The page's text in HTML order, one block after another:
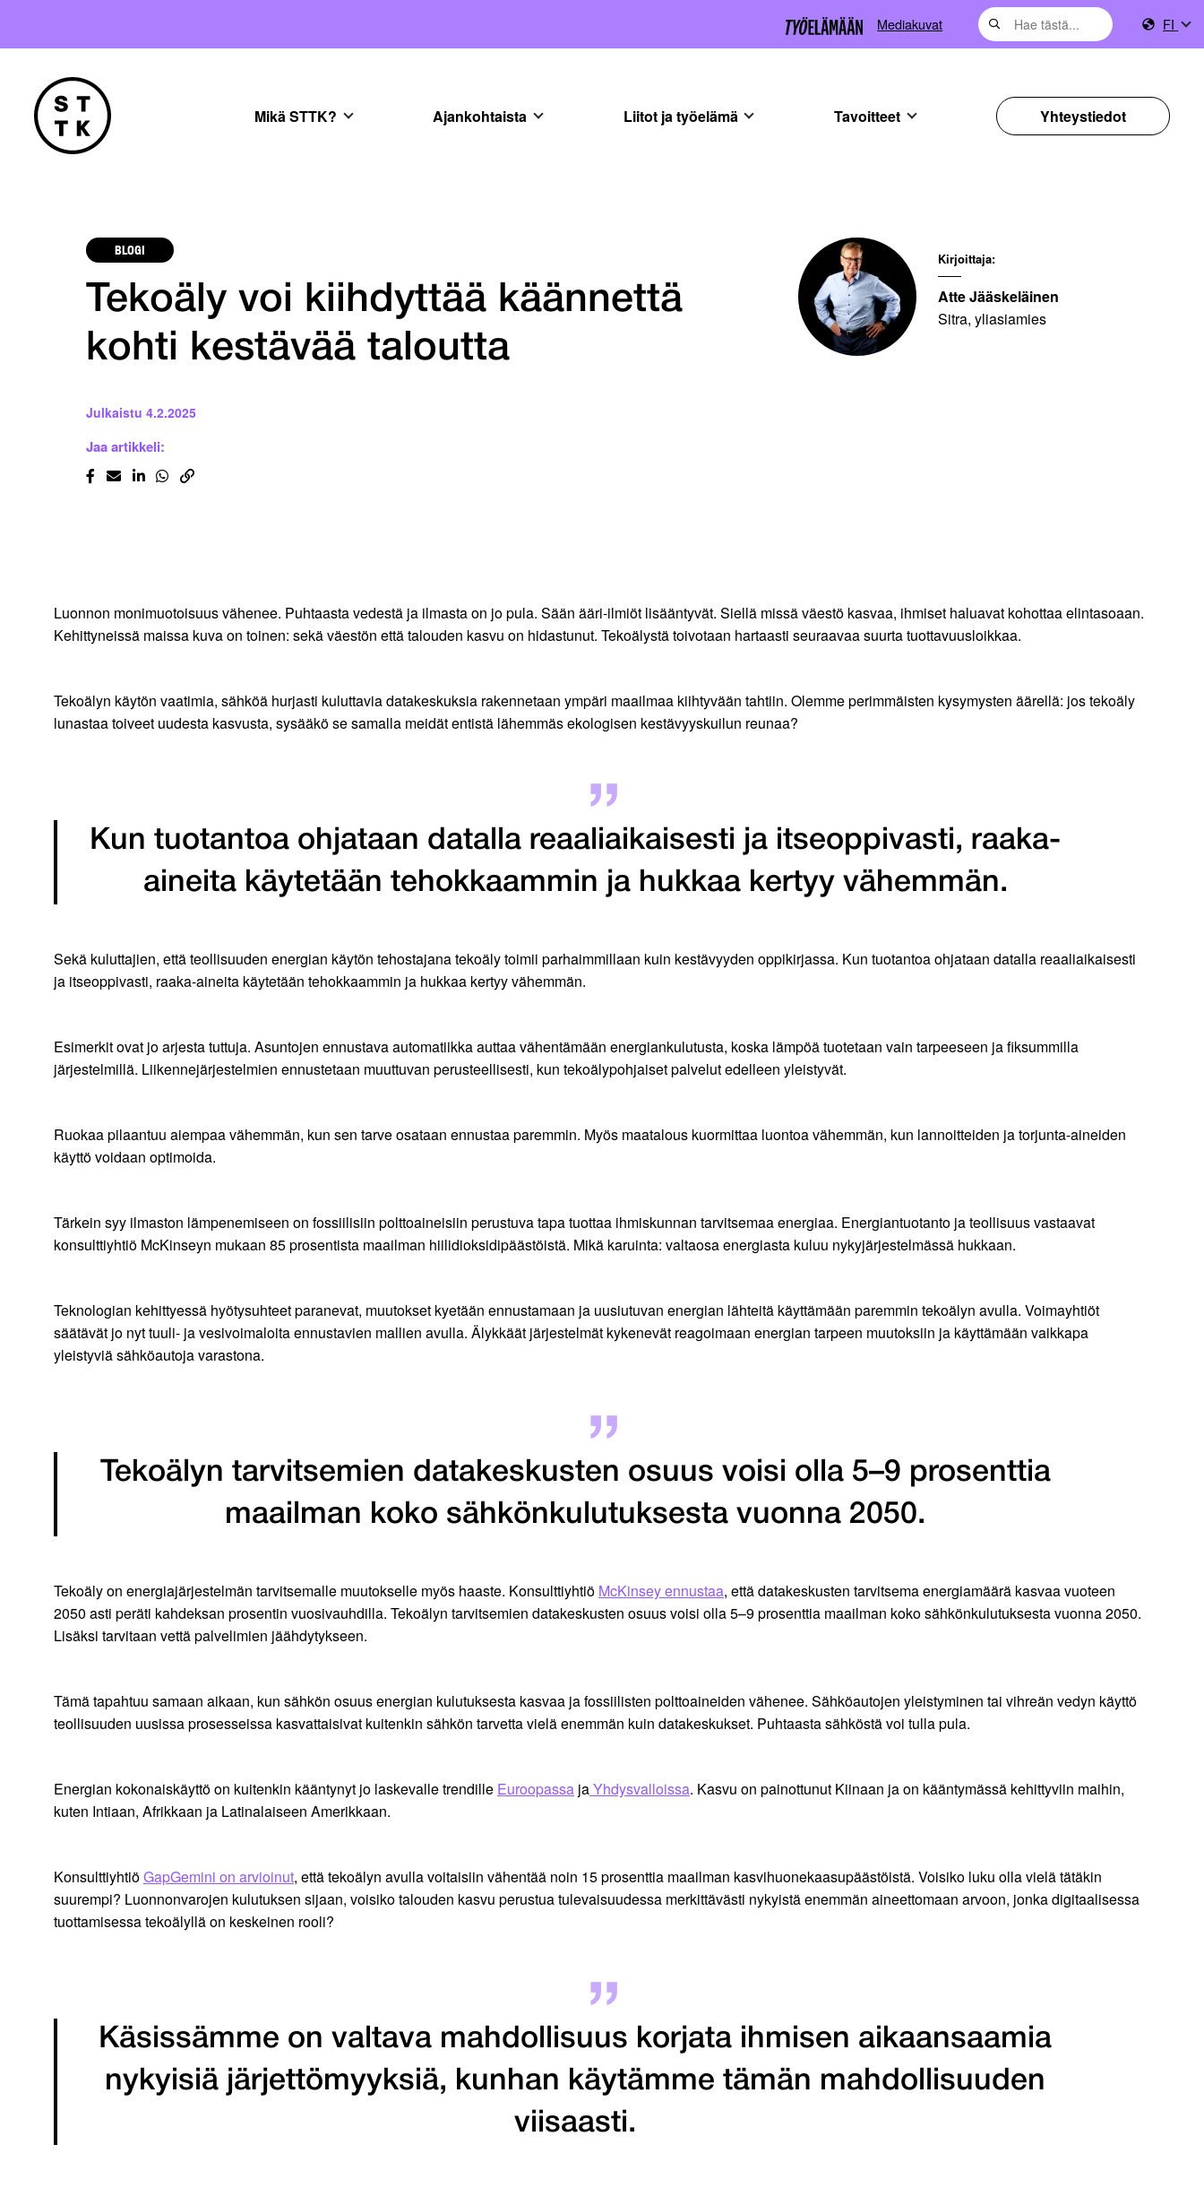
Mediakuvat FI
Mikä STTK? Ajankohtaista Liitot ja työelämä Tavoitteet Yhteystiedot
BLOGI
Tekoäly voi kiihdyttää käännettä
kohti kestävää taloutta
Julkaistu 4.2.2025
Kirjoittaja:
Atte Jääskeläinen
Sitra, yliasiamies
Jaa artikkeli:
Luonnon monimuotoisuus vähenee. Puhtaasta vedestä ja ilmasta on jo pula. Sään ääri-ilmiöt lisääntyvät. Siellä missä väestö kasvaa, ihmiset haluavat kohottaa elintasoaan.
Kehittyneissä maissa kuva on toinen: sekä väestön että talouden kasvu on hidastunut. Tekoälystä toivotaan hartaasti seuraavaa suurta tuottavuusloikkaa.
Tekoälyn käytön vaatimia, sähköä hurjasti kuluttavia datakeskuksia rakennetaan ympäri maailmaa kiihtyvään tahtiin. Olemme perimmäisten kysymysten äärellä: jos tekoäly
lunastaa toiveet uudesta kasvusta, sysääkö se samalla meidät entistä lähemmäs ekologisen kestävyyskuilun reunaa?
Kun tuotantoa ohjataan datalla reaaliaikaisesti ja itseoppivasti, raaka-
aineita käytetään tehokkaammin ja hukkaa kertyy vähemmän.
Sekä kuluttajien, että teollisuuden energian käytön tehostajana tekoäly toimii parhaimmillaan kuin kestävyyden oppikirjassa. Kun tuotantoa ohjataan datalla reaaliaikaisesti
ja itseoppivasti, raaka-aineita käytetään tehokkaammin ja hukkaa kertyy vähemmän.
Esimerkit ovat jo arjesta tuttuja. Asuntojen ennustava automatiikka auttaa vähentämään energiankulutusta, koska lämpöä tuotetaan vain tarpeeseen ja fiksummilla
järjestelmillä. Liikennejärjestelmien ennustetaan muuttuvan perusteellisesti, kun tekoälypohjaiset palvelut edelleen yleistyvät.
Ruokaa pilaantuu aiempaa vähemmän, kun sen tarve osataan ennustaa paremmin. Myös maatalous kuormittaa luontoa vähemmän, kun lannoitteiden ja torjunta-aineiden
käyttö voidaan optimoida.
Tärkein syy ilmaston lämpenemiseen on fossiilisiin polttoaineisiin perustuva tapa tuottaa ihmiskunnan tarvitsemaa energiaa. Energiantuotanto ja teollisuus vastaavat
konsulttiyhtiö McKinseyn mukaan 85 prosentista maailman hiilidioksidipäästöistä. Mikä karuinta: valtaosa energiasta kuluu nykyjärjestelmässä hukkaan.
Teknologian kehittyessä hyötysuhteet paranevat, muutokset kyetään ennustamaan ja uusiutuvan energian lähteitä käyttämään paremmin tekoälyn avulla. Voimayhtiöt
säätävät jo nyt tuuli- ja vesivoimaloita ennustavien mallien avulla. Älykkäät järjestelmät kykenevät reagoimaan energian tarpeen muutoksiin ja käyttämään vaikkapa
yleistyviä sähköautoja varastona.
Tekoälyn tarvitsemien datakeskusten osuus voisi olla 5–9 prosenttia
maailman koko sähkönkulutuksesta vuonna 2050.
Tekoäly on energiajärjestelmän tarvitsemalle muutokselle myös haaste. Konsulttiyhtiö McKinsey ennustaa, että datakeskusten tarvitsema energiamäärä kasvaa vuoteen
2050 asti peräti kahdeksan prosentin vuosivauhdilla. Tekoälyn tarvitsemien datakeskusten osuus voisi olla 5–9 prosenttia maailman koko sähkönkulutuksesta vuonna 2050.
Lisäksi tarvitaan vettä palvelimien jäähdytykseen.
Tämä tapahtuu samaan aikaan, kun sähkön osuus energian kulutuksesta kasvaa ja fossiilisten polttoaineiden vähenee. Sähköautojen yleistyminen tai vihreän vedyn käyttö
teollisuuden uusissa prosesseissa kasvattaisivat kuitenkin sähkön tarvetta vielä enemmän kuin datakeskukset. Puhtaasta sähköstä voi tulla pula.
Energian kokonaiskäyttö on kuitenkin kääntynyt jo laskevalle trendille Euroopassa jaYhdysvalloissa. Kasvu on painottunut Kiinaan ja on kääntymässä kehittyviin maihin,
kuten Intiaan, Afrikkaan ja Latinalaiseen Amerikkaan.
KonsulttiyhtiöGapGemini on arvioinut, että tekoälyn avulla voitaisiin vähentää noin 15 prosenttia maailman kasvihuonekaasupäästöistä. Voisiko luku olla vielä tätäkin
suurempi? Luonnonvarojen kulutuksen sijaan, voisiko talouden kasvu perustua tulevaisuudessa merkittävästi nykyistä enemmän aineettomaan arvoon, jonka digitaalisessa
tuottamisessa tekoälyllä on keskeinen rooli?
Käsissämme on valtava mahdollisuus korjata ihmisen aikaansaamia
nykyisiä järjettömyyksiä, kunhan käytämme tämän mahdollisuuden
viisaasti.